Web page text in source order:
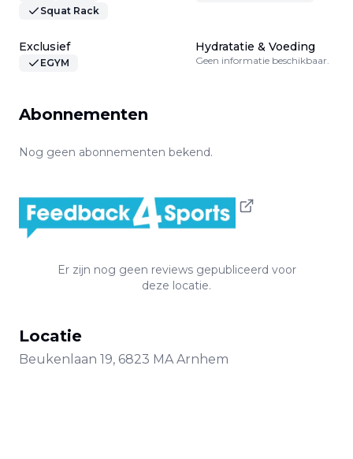
Squat Rack
Exclusief
EGYM
Hydratatie & Voeding
Geen informatie beschikbaar.
Abonnementen
Nog geen abonnementen bekend.
Er zijn nog geen reviews gepubliceerd voor
deze locatie.
Locatie
Beukenlaan 19, 6823 MA Arnhem